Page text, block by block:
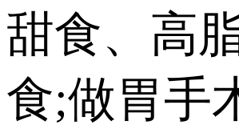
甜食、高
食;做胃手